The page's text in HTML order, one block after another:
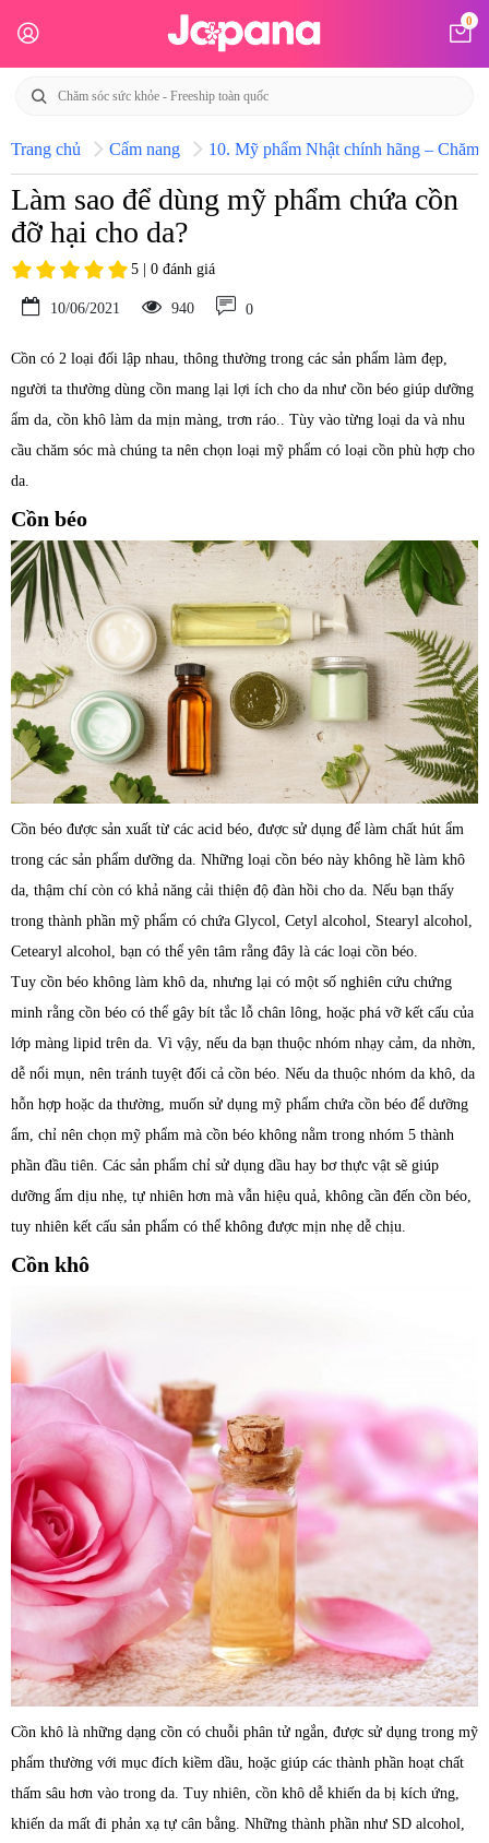
0
Trang chủ Cẩm nang 10. Mỹ phẩm Nhật chính hãng – Chăm
Làm sao để dùng mỹ phẩm chứa cồn
đỡ hại cho da?
5 | 0 đánh giá
10/06/2021 940 0
Cồn có 2 loại đối lập nhau, thông thường trong các sản phẩm làm đẹp,
người ta thường dùng cồn mang lại lợi ích cho da như cồn béo giúp dưỡng
ẩm da, cồn khô làm da mịn màng, trơn ráo.. Tùy vào từng loại da và nhu
cầu chăm sóc mà chúng ta nên chọn loại mỹ phẩm có loại cồn phù hợp cho
da.
Cồn béo
Cồn béo được sản xuất từ các acid béo, được sử dụng để làm chất hút ẩm
trong các sản phẩm dưỡng da. Những loại cồn béo này không hề làm khô
da, thậm chí còn có khả năng cải thiện độ đàn hồi cho da. Nếu bạn thấy
trong thành phần mỹ phẩm có chứa Glycol, Cetyl alcohol, Stearyl alcohol,
Cetearyl alcohol, bạn có thể yên tâm rằng đây là các loại cồn béo.
Tuy cồn béo không làm khô da, nhưng lại có một số nghiên cứu chứng
minh rằng cồn béo có thể gây bít tắc lỗ chân lông, hoặc phá vỡ kết cấu của
lớp màng lipid trên da. Vì vậy, nếu da bạn thuộc nhóm nhạy cảm, da nhờn,
dễ nổi mụn, nên tránh tuyệt đối cả cồn béo. Nếu da thuộc nhóm da khô, da
hỗn hợp hoặc da thường, muốn sử dụng mỹ phẩm chứa cồn béo để dưỡng
ẩm, chỉ nên chọn mỹ phẩm mà cồn béo không nằm trong nhóm 5 thành
phần đầu tiên. Các sản phẩm chỉ sử dụng dầu hay bơ thực vật sẽ giúp
dưỡng ẩm dịu nhẹ, tự nhiên hơn mà vẫn hiệu quả, không cần đến cồn béo,
tuy nhiên kết cấu sản phẩm có thể không được mịn nhẹ dễ chịu.
Cồn khô
Cồn khô là những dạng cồn có chuỗi phân tử ngắn, được sử dụng trong mỹ
phẩm thường với mục đích kiềm dầu, hoặc giúp các thành phần hoạt chất
thấm sâu hơn vào trong da. Tuy nhiên, cồn khô dễ khiến da bị kích ứng,
khiến da mất đi phản xạ tự cân bằng. Những thành phần như SD alcohol,